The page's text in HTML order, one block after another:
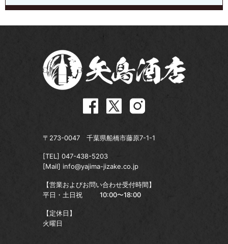
〒273-0047 千葉県船橋市藤原7-1-1
[TEL] 047-438-5203
[Mail] info@yajima-jizake.co.jp
【営業およびお問い合わせ受付時間】
平日・土日祝
10:00〜18:00
【定休日】
火曜日